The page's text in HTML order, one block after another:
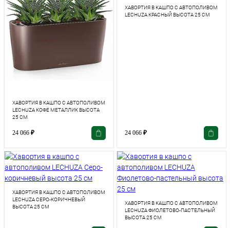
ХАВОРТИЯ В КАШПО С АВТОПОЛИВОМ
LECHUZA КОФЕ МЕТАЛЛИК ВЫСОТА
25 СМ
24 066 ₽
ХАВОРТИЯ В КАШПО С АВТОПОЛИВОМ
LECHUZA КРАСНЫЙ ВЫСОТА 25 СМ
24 066 ₽
ХАВОРТИЯ В КАШПО С АВТОПОЛИВОМ
LECHUZA СЕРО-КОРИЧНЕВЫЙ
ВЫСОТА 25 СМ
ХАВОРТИЯ В КАШПО С АВТОПОЛИВОМ
LECHUZA ФИОЛЕТОВО-ПАСТЕЛЬНЫЙ
ВЫСОТА 25 СМ